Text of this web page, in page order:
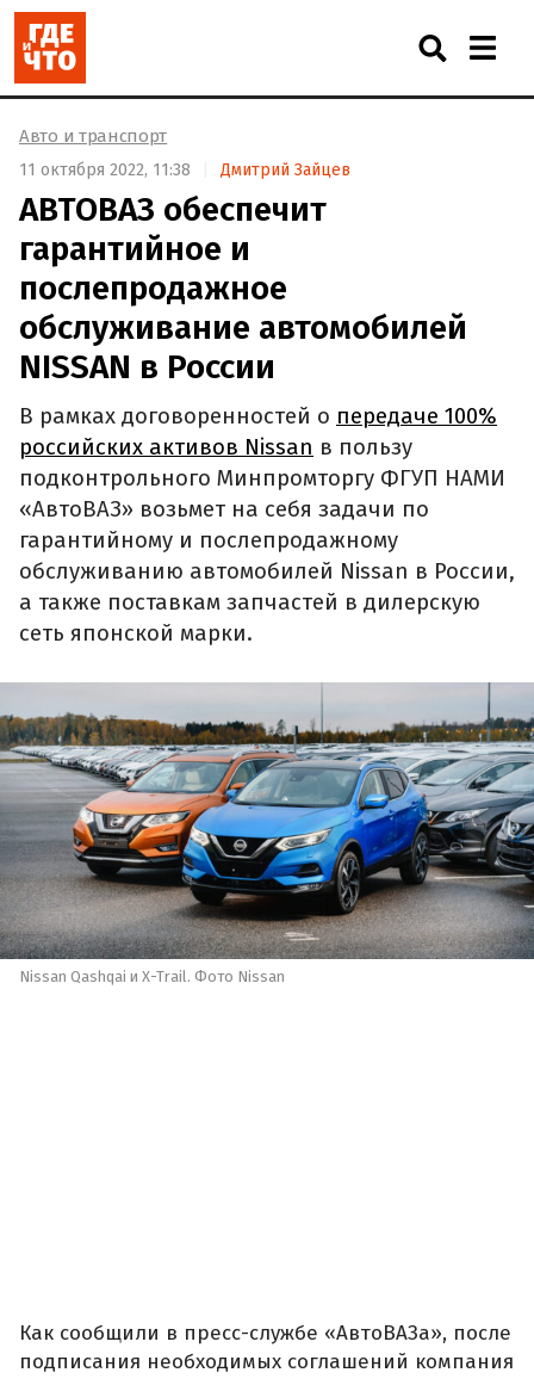
Авто и транспорт
11 октября 2022, 11:38 Дмитрий Зайцев
АВТОВАЗ обеспечит
гарантийное и
послепродажное
обслуживание автомобилей
NISSAN в России
В рамках договоренностей о передаче 100%
российских активов Nissan в пользу
подконтрольного Минпромторгу ФГУП НАМИ
«АвтоВАЗ» возьмет на себя задачи по
гарантийному и послепродажному
обслуживанию автомобилей Nissan в России,
а также поставкам запчастей в дилерскую
сеть японской марки.
Nissan Qashqai и X-Trail. Фото Nissan
Как сообщили в пресс-службе «АвтоВАЗа», после
подписания необходимых соглашений компания